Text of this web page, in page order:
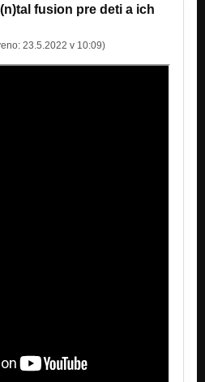
fusion pre deti a ich
23.5.2022 v 10:09)